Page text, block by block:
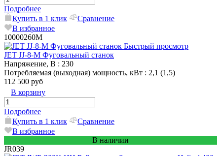
Подробнее
Купить в 1 клик
Сравнение
В избранное
10000260M
Быстрый просмотр
JET JJ-8-M Фуговальный станок
Напряжение, В : 230
Потребляемая (выходная) мощность, кВт : 2,1 (1,5)
112 500 руб
В корзину
Подробнее
Купить в 1 клик
Сравнение
В избранное
В наличии
JR039